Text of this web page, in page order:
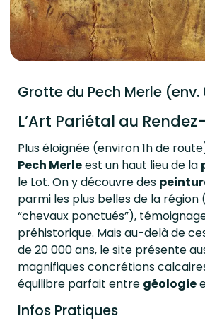
Grotte du Pech Merle (env.
L’Art Pariétal au
Plus éloignée (environ 1h de
Pech Merleest un haut lieu de la
le Lot. On y découvre des
parmi les plus belles de la région
“chevaux ponctués”),
préhistorique. Mais au-delà de
de 20 000 ans, le site présente
magnifiques concrétions
équilibre parfait entre géologie
Infos Pratiques